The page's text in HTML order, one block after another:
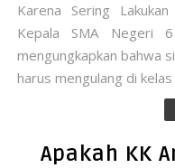
Karena Sering
Kepala SMA Negeri
mengungkapkan bahwa
harus mengulang di
Apakah KK